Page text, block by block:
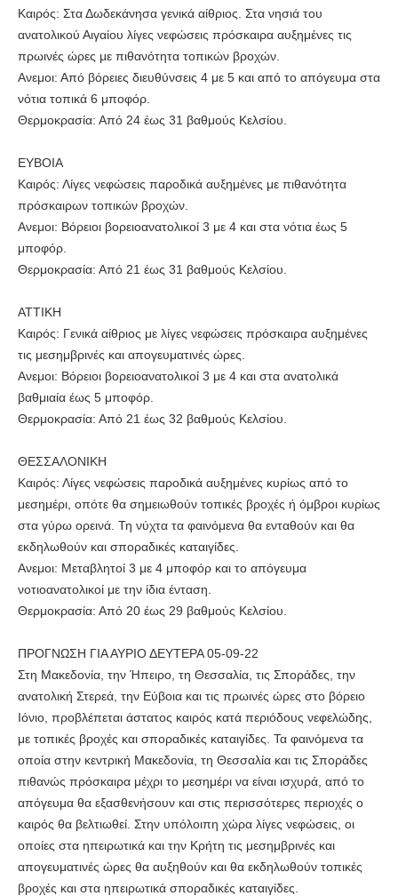
Καιρός: Στα Δωδεκάνησα γενικά αίθριος. Στα νησιά του
ανατολικού Αιγαίου λίγες νεφώσεις πρόσκαιρα αυξημένες τις
πρωινές ώρες με πιθανότητα τοπικών βροχών.
Ανεμοι: Από βόρειες διευθύνσεις 4 με 5 και από το απόγευμα στα
νότια τοπικά 6 μποφόρ.
Θερμοκρασία: Από 24 έως 31 βαθμούς Κελσίου.
ΕΥΒΟΙΑ
Καιρός: Λίγες νεφώσεις παροδικά αυξημένες με πιθανότητα
πρόσκαιρων τοπικών βροχών.
Ανεμοι: Βόρειοι βορειοανατολικοί 3 με 4 και στα νότια έως 5
μποφόρ.
Θερμοκρασία: Από 21 έως 31 βαθμούς Κελσίου.
ΑΤΤΙΚΗ
Καιρός: Γενικά αίθριος με λίγες νεφώσεις πρόσκαιρα αυξημένες
τις μεσημβρινές και απογευματινές ώρες.
Ανεμοι: Βόρειοι βορειοανατολικοί 3 με 4 και στα ανατολικά
βαθμιαία έως 5 μποφόρ.
Θερμοκρασία: Από 21 έως 32 βαθμούς Κελσίου.
ΘΕΣΣΑΛΟΝΙΚΗ
Καιρός: Λίγες νεφώσεις παροδικά αυξημένες κυρίως από το
μεσημέρι, οπότε θα σημειωθούν τοπικές βροχές ή όμβροι κυρίως
στα γύρω ορεινά. Τη νύχτα τα φαινόμενα θα ενταθούν και θα
εκδηλωθούν και σποραδικές καταιγίδες.
Ανεμοι: Μεταβλητοί 3 με 4 μποφόρ και το απόγευμα
νοτιοανατολικοί με την ίδια ένταση.
Θερμοκρασία: Από 20 έως 29 βαθμούς Κελσίου.
ΠΡΟΓΝΩΣΗ ΓΙΑ ΑΥΡΙΟ ΔΕΥΤΕΡΑ 05-09-22
Στη Μακεδονία, την Ήπειρο, τη Θεσσαλία, τις Σποράδες, την
ανατολική Στερεά, την Εύβοια και τις πρωινές ώρες στο βόρειο
Ιόνιο, προβλέπεται άστατος καιρός κατά περιόδους νεφελώδης,
με τοπικές βροχές και σποραδικές καταιγίδες. Τα φαινόμενα τα
οποία στην κεντρική Μακεδονία, τη Θεσσαλία και τις Σποράδες
πιθανώς πρόσκαιρα μέχρι το μεσημέρι να είναι ισχυρά, από το
απόγευμα θα εξασθενήσουν και στις περισσότερες περιοχές ο
καιρός θα βελτιωθεί. Στην υπόλοιπη χώρα λίγες νεφώσεις, οι
οποίες στα ηπειρωτικά και την Κρήτη τις μεσημβρινές και
απογευματινές ώρες θα αυξηθούν και θα εκδηλωθούν τοπικές
βροχές και στα ηπειρωτικά σποραδικές καταιγίδες.